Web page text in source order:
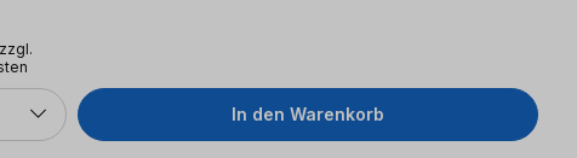
Preis:
In den Warenkorb